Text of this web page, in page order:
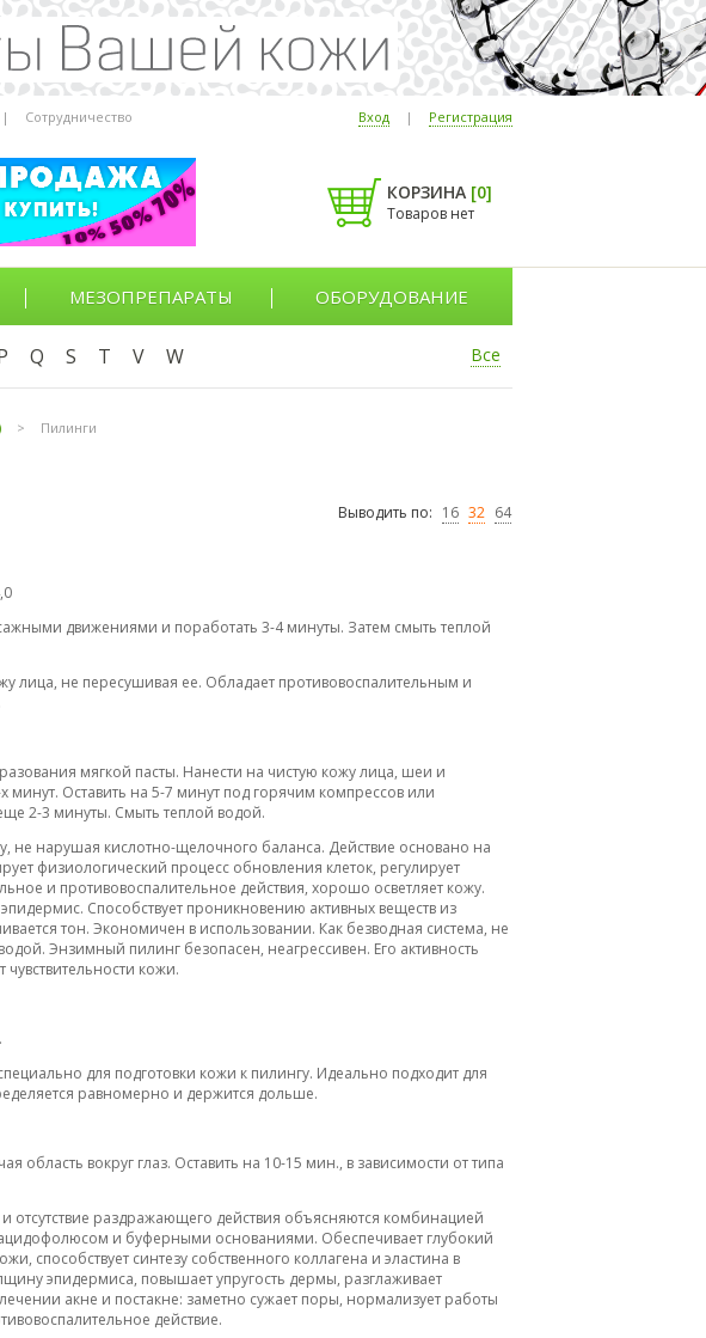
| Сотрудничество Вход | Регистрация
КОРЗИНА [0]
Товаров нет
МЕЗОПРЕПАРАТЫ ОБОРУДОВАНИЕ
Q S T V W Все
> Пилинги
Выводить по: 16 32 64
движениями и поработать 3-4 минуты. Затем смыть теплой
лица, не пересушивая ее. Обладает противовоспалительным и
мягкой пасты. Нанести на чистую кожу лица, шеи и
Оставить на 5-7 минут под горячим компрессов или
2-3 минуты. Смыть теплой водой.
не нарушая кислотно-щелочного баланса. Действие основано на
физиологический процесс обновления клеток, регулирует
и противовоспалительное действия, хорошо осветляет кожу.
Способствует проникновению активных веществ из
тон. Экономичен в использовании. Как безводная система, не
Энзимный пилинг безопасен, неагрессивен. Его активность
кожи.
для подготовки кожи к пилингу. Идеально подходит для
равномерно и держится дольше.
область вокруг глаз. Оставить на 10-15 мин., в зависимости от типа
отсутствие раздражающего действия объясняются комбинацией
и буферными основаниями. Обеспечивает глубокий
способствует синтезу собственного коллагена и эластина в
эпидермиса, повышает упругость дермы, разглаживает
акне и постакне: заметно сужает поры, нормализует работы
действие.